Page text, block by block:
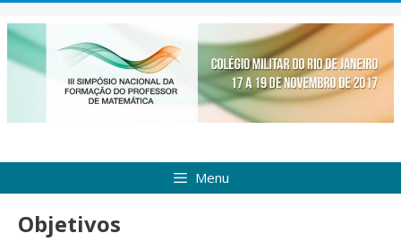
Pular
para
conteúdo
Menu
Objetivos